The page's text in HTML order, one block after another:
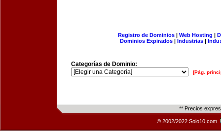
Registro de Dominios| Web Hosting |
Dominios Expirados | Industrias |
Categorías de Dominio:
[Pág.
** Precios
© 2002/2022 Solo10.com